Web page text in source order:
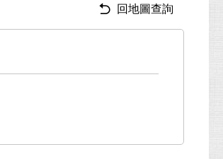
回地圖查詢